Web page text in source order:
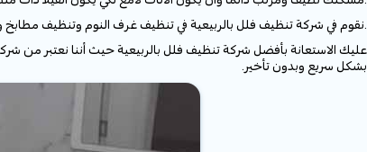
نقوم في شركة تنظيف فلل بالربيعية في تنظيف غرف النوم وتنظيف مطابخ والحمامات والارضيات وجدران الفيلا كل ذلك يحتاج لفريق عمال متخصص في تنظيف كل شيء.
بشكل سريع وبدون تأخير.